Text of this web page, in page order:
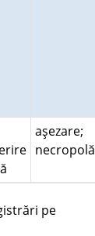
aşezare;
necropolă
pe